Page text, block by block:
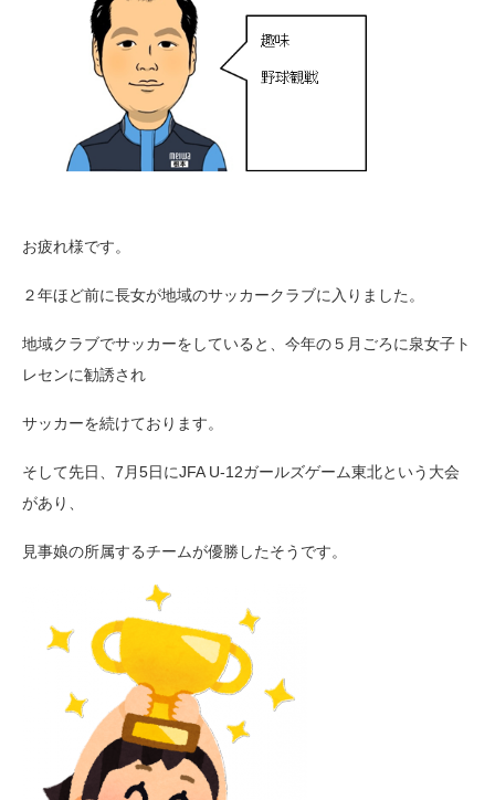
お疲れ様です。
２年ほど前に長女が地域のサッカークラブに入りました。
地域クラブでサッカーをしていると、今年の５月ごろに泉女子ト
レセンに勧誘され
サッカーを続けております。
そして先日、7月5日にJFA U-12ガールズゲーム東北という大会
があり、
見事娘の所属するチームが優勝したそうです。